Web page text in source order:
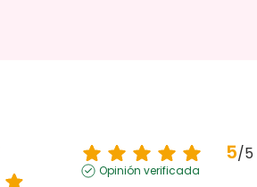
5/5
Opinión verificada